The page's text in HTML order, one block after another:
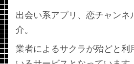
出会い系アプリ、恋チャンネ
介。
業者によるサクラが殆どと利